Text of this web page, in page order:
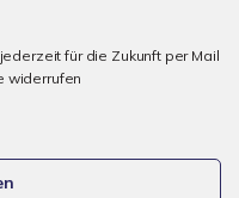
für die Zukunft per Mail
widerrufen